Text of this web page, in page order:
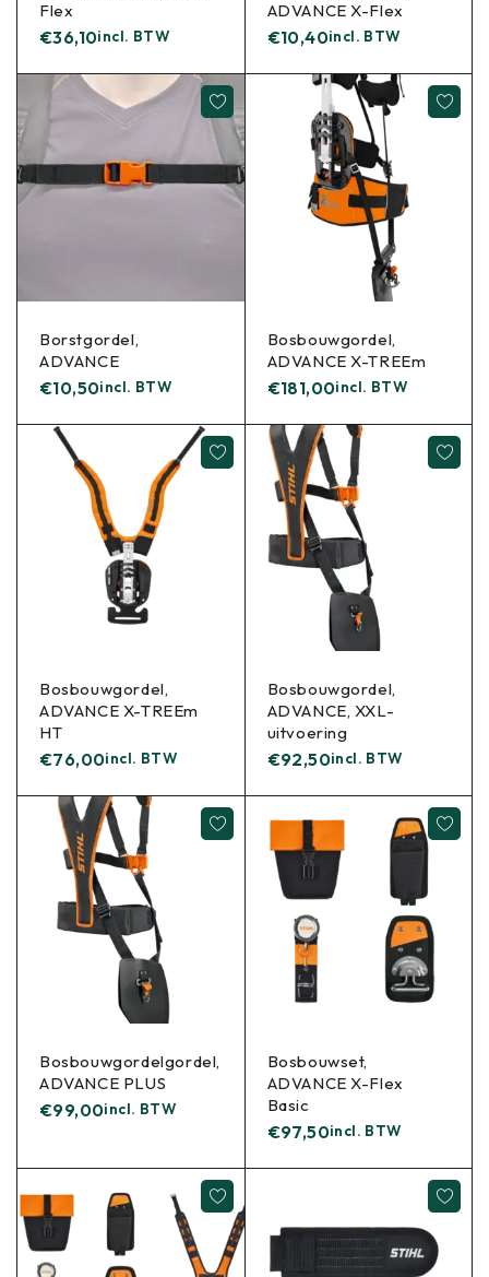
Flex
€36,10incl. BTW
ADVANCE X-Flex
€10,40incl. BTW
Borstgordel,
ADVANCE
€10,50incl. BTW
Bosbouwgordel,
ADVANCE X-TREEm
€181,00incl. BTW
Bosbouwgordel,
ADVANCE X-TREEm
HT
€76,00incl. BTW
Bosbouwgordel,
ADVANCE, XXL-
uitvoering
€92,50incl. BTW
Bosbouwgordelgordel,
ADVANCE PLUS
€99,00incl. BTW
Bosbouwset,
ADVANCE X-Flex
Basic
€97,50incl. BTW